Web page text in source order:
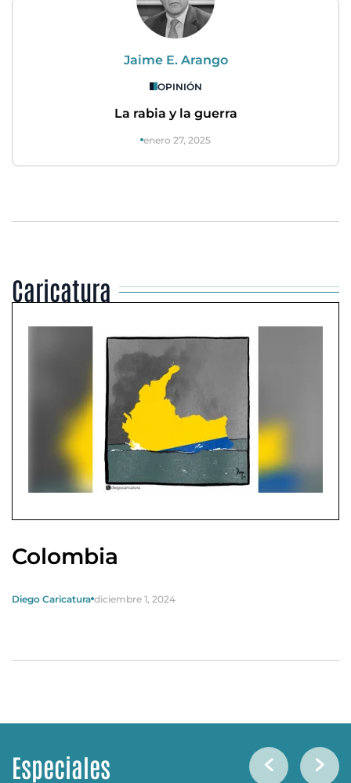
Jaime E. Arango
OPINIÓN
La rabia y la guerra
enero 27, 2025
Caricatura
Colombia
Diego Caricatura diciembre 1, 2024
Especiales